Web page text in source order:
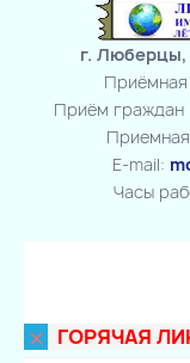
г. Люберцы,
Приём граждан
E-mail:
Часы
× ГОРЯЧАЯ